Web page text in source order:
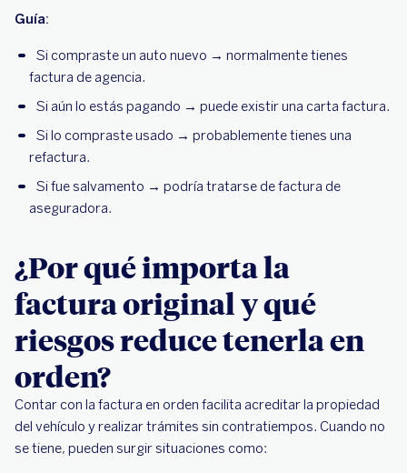
Guía:
Si compraste un auto nuevo → normalmente tienes
factura de agencia.
Si aún lo estás pagando → puede existir una carta factura.
Si lo compraste usado → probablemente tienes una
refactura.
Si fue salvamento → podría tratarse de factura de
aseguradora.
¿Por qué importa la
factura original y qué
riesgos reduce tenerla en
orden?
Contar con la factura en orden facilita acreditar la propiedad
del vehículo y realizar trámites sin contratiempos. Cuando no
se tiene, pueden surgir situaciones como: